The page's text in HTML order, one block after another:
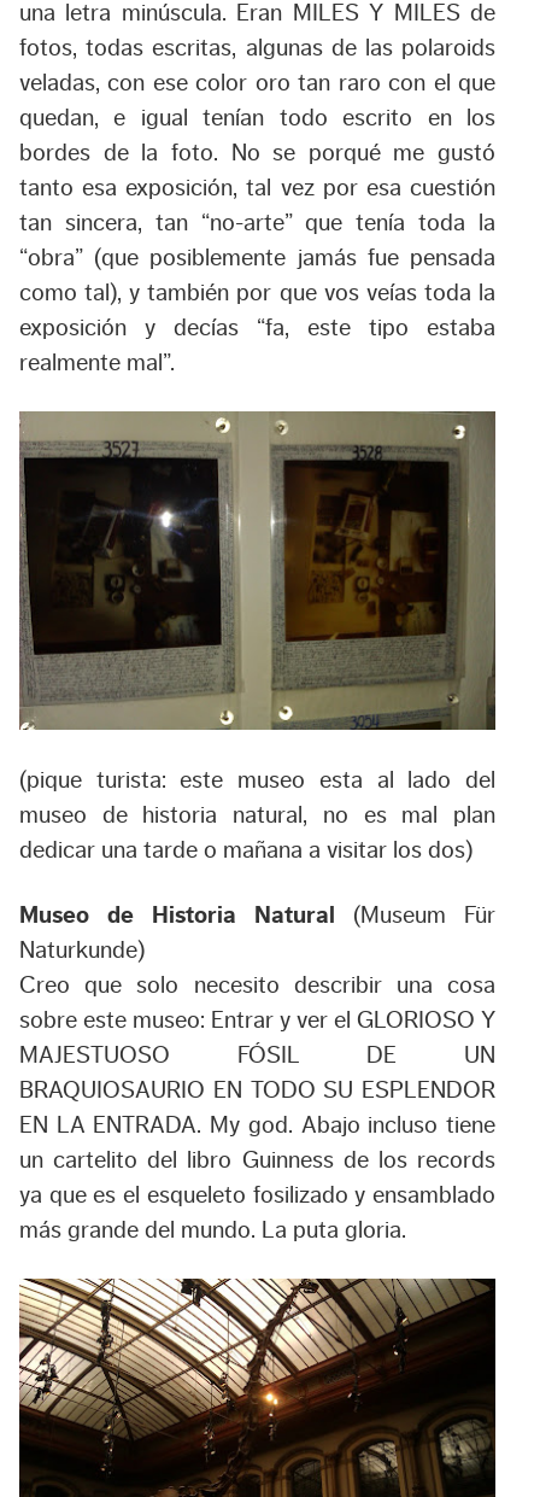
una letra minúscula. Eran MILES Y MILES de
fotos, todas escritas, algunas de las polaroids
veladas, con ese color oro tan raro con el que
quedan, e igual tenían todo escrito en los
bordes de la foto. No se porqué me gustó
tanto esa exposición, tal vez por esa cuestión
tan sincera, tan “no-arte” que tenía toda la
“obra” (que posiblemente jamás fue pensada
como tal), y también por que vos veías toda la
exposición y decías “fa, este tipo estaba
realmente mal”.
(pique turista: este museo esta al lado del
museo de historia natural, no es mal plan
dedicar una tarde o mañana a visitar los dos)
Museo de Historia Natural
(Museum Für
Naturkunde)
Creo que solo necesito describir una cosa
sobre este museo: Entrar y ver el GLORIOSO Y
MAJESTUOSO FÓSIL DE UN
BRAQUIOSAURIO EN TODO SU ESPLENDOR
EN LA ENTRADA. My god. Abajo incluso tiene
un cartelito del libro Guinness de los records
ya que es el esqueleto fosilizado y ensamblado
más grande del mundo. La puta gloria.